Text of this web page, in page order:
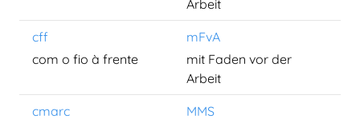
Arbeit
cff
mFvA
com o fio à frente
mit Faden vor der
Arbeit
cmarc
MMS